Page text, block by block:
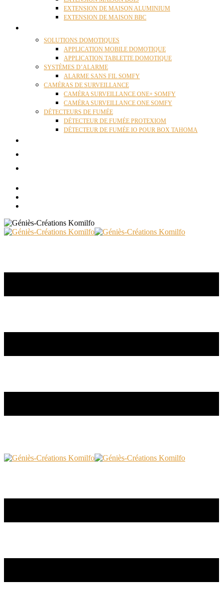
EXTENSION DE MAISON ALUMINIUM
EXTENSION DE MAISON BBC
SOLUTIONS DOMOTIQUES
APPLICATION MOBILE DOMOTIQUE
APPLICATION TABLETTE DOMOTIQUE
SYSTÈMES D’ALARME
ALARME SANS FIL SOMFY
CAMÉRAS DE SURVEILLANCE
CAMÉRA SURVEILLANCE ONE+ SOMFY
CAMÉRA SURVEILLANCE ONE SOMFY
DÉTECTEURS DE FUMÉE
DÉTECTEUR DE FUMÉE PROTEXIOM
DÉTECTEUR DE FUMÉE IO POUR BOX TAHOMA